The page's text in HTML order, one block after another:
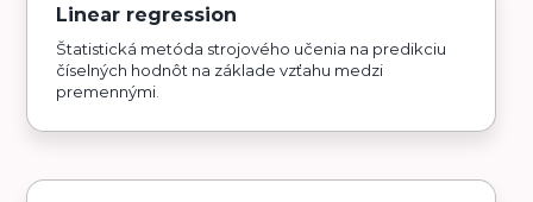
Linear regression
Štatistická metóda strojového učenia na predikciu
číselných hodnôt na základe vzťahu medzi
premennými.